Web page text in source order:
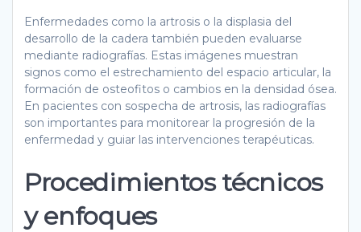
Enfermedades como la artrosis o la displasia del
desarrollo de la cadera también pueden evaluarse
mediante radiografías. Estas imágenes muestran
signos como el estrechamiento del espacio articular, la
formación de osteofitos o cambios en la densidad ósea.
En pacientes con sospecha de artrosis, las radiografías
son importantes para monitorear la progresión de la
enfermedad y guiar las intervenciones terapéuticas.
Procedimientos técnicos
y enfoques